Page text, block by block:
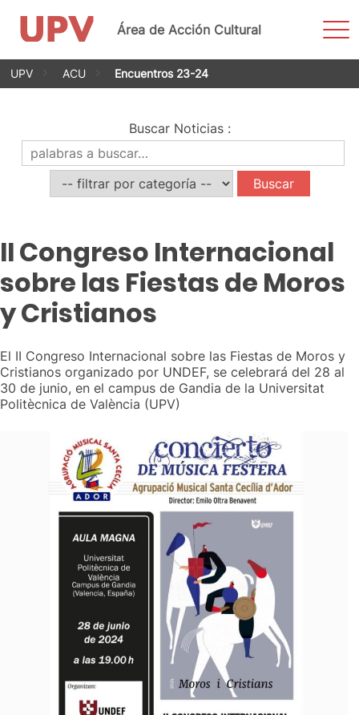
Saltar
Área de Acción Cultural
UPV ACU Encuentros 23-24
Buscar Noticias:
II Congreso Internacional
sobre las Fiestas de Moros
y Cristianos
El II Congreso Internacional sobre las Fiestas de Moros y
Cristianos organizado por UNDEF, se celebrará del 28 al
30 de junio, en el campus de Gandia de la Universitat
Politècnica de València (UPV)